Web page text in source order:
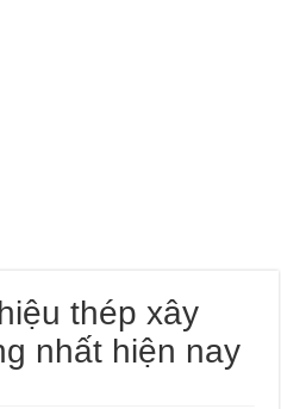
thép xây
nhất hiện nay